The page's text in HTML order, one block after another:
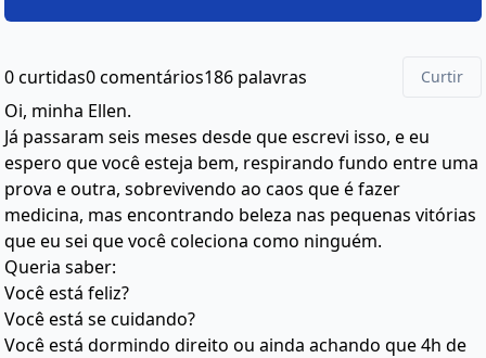
0 curtidas0 comentários186 palavras Curtir
Oi, minha Ellen.
Já passaram seis meses desde que escrevi isso, e eu
espero que você esteja bem, respirando fundo entre uma
prova e outra, sobrevivendo ao caos que é fazer
medicina, mas encontrando beleza nas pequenas vitórias
que eu sei que você coleciona como ninguém.
Queria saber:
Você está feliz?
Você está se cuidando?
Você está dormindo direito ou ainda achando que 4h de